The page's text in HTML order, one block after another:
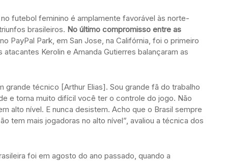
futebol feminino é amplamente favorável às norte-
brasileiros. No último compromisso entre as
PayPal Park, em San Jose, na Califórnia, foi o primeiro
Kerolin e Amanda Gutierres balançaram as
grande técnico [Arthur Elias]. Sou grande fã do trabalho
e torna muito difícil você ter o controle do jogo. Não
alto nível. E nunca desistem. Acho que o Brasil sempre
tem mais jogadoras no alto nível”, avaliou a técnica dos
foi em agosto do ano passado, quando a